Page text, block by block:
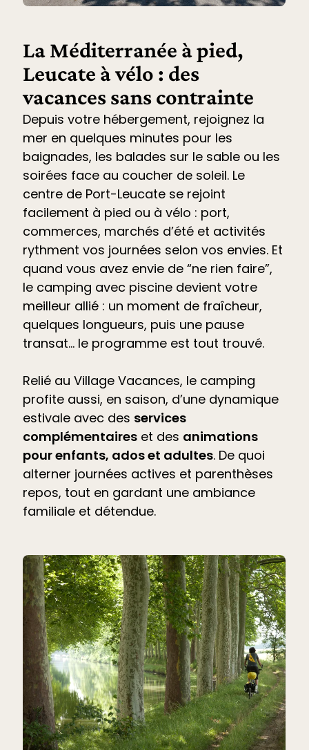
La Méditerranée à pied,
Leucate à vélo : des
vacances sans contrainte
Depuis votre hébergement, rejoignez la
mer en quelques minutes pour les
baignades, les balades sur le sable ou les
soirées face au coucher de soleil. Le
centre de Port-Leucate se rejoint
facilement à pied ou à vélo : port,
commerces, marchés d’été et activités
rythment vos journées selon vos envies. Et
quand vous avez envie de “ne rien faire”,
le camping avec piscine devient votre
meilleur allié : un moment de fraîcheur,
quelques longueurs, puis une pause
transat… le programme est tout trouvé.
Relié au Village Vacances, le camping
profite aussi, en saison, d’une dynamique
estivale avec des services
complémentaires et des animations
pour enfants, ados et adultes. De quoi
alterner journées actives et parenthèses
repos, tout en gardant une ambiance
familiale et détendue.